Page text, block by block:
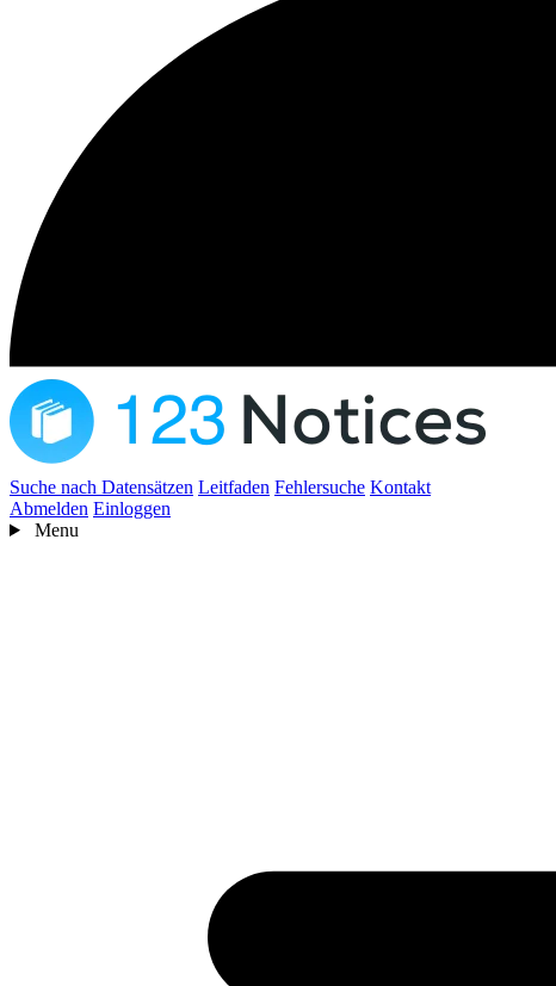
Suche nach Datensätzen Leitfaden Fehlersuche Kontakt
Abmelden Einloggen
Menu